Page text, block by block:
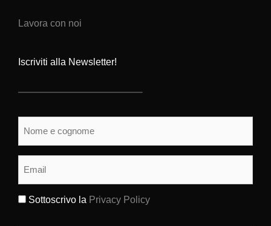
Lavora con noi
Iscriviti alla Newsletter!
Sottoscrivo la Privacy Policy